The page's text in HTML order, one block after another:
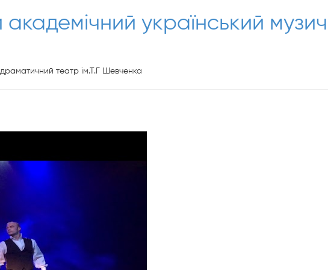
академічний український
театр ім.Т.Г Шевченка